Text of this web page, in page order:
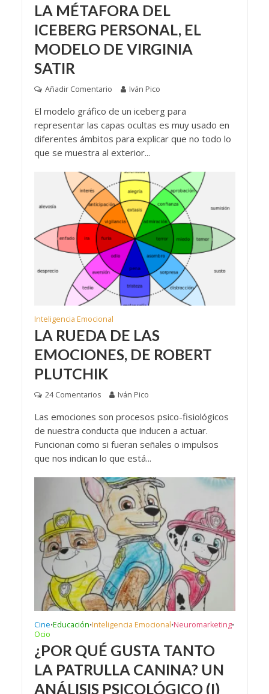
LA MÉTAFORA DEL
ICEBERG PERSONAL, EL
MODELO DE VIRGINIA
SATIR
Añadir Comentario Iván Pico
El modelo gráfico de un iceberg para
representar las capas ocultas es muy usado en
diferentes ámbitos para explicar que no todo lo
que se muestra al exterior...
Inteligencia Emocional
LA RUEDA DE LAS
EMOCIONES, DE ROBERT
PLUTCHIK
24 Comentarios Iván Pico
Las emociones son procesos psico-fisiológicos
de nuestra conducta que inducen a actuar.
Funcionan como si fueran señales o impulsos
que nos indican lo que está...
Cine•Educación•Inteligencia Emocional•Neuromarketing•
Ocio
¿POR QUÉ GUSTA TANTO
LA PATRULLA CANINA? UN
ANÁLISIS PSICOLÓGICO (I)